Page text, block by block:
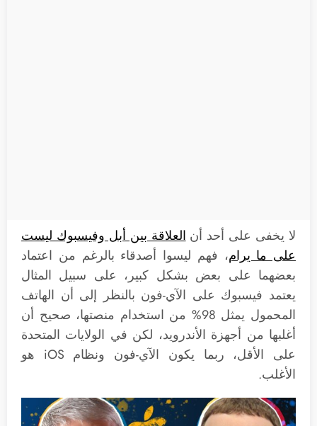
لا يخفى على أحد أن العلاقة بين أبل وفيسبوك ليست
على ما يرام، فهم ليسوا أصدقاء بالرغم من اعتماد
بعضهما على بعض بشكل كبير، على سبيل المثال
يعتمد فيسبوك على الآي-فون بالنظر إلى أن الهاتف
المحمول يمثل 98% من استخدام منصتها، صحيح أن
أغلبها من أجهزة الأندرويد، لكن في الولايات المتحدة
على الأقل، ربما يكون الآي-فون ونظام iOS هو
الأغلب.